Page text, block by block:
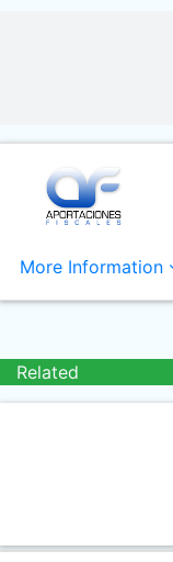
More Information
Related